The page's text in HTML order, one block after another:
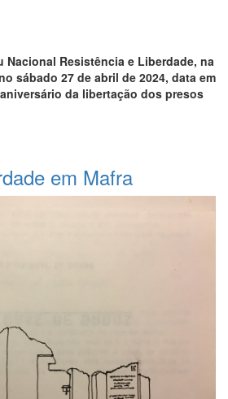
Nacional Resistência e Liberdade, na
sábado 27 de abril de 2024, data em
da libertação dos presos
em Mafra